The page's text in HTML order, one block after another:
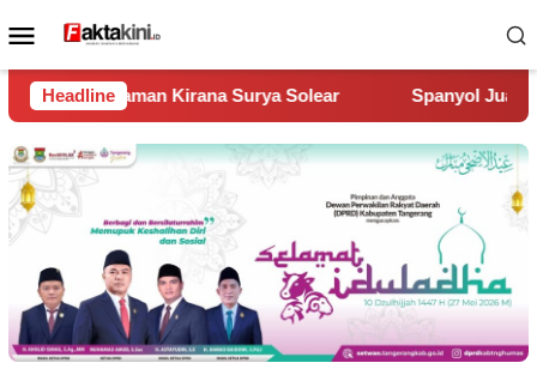
ke
Menu
Mobile
Headline
Solear Spanyol Juara Piala Dunia 2026, Kalahkan